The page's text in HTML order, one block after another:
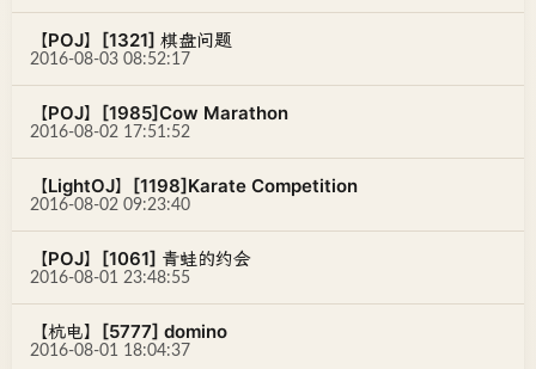
【POJ】[1321] 棋盘问题
2016-08-03 08:52:17
【POJ】[1985]Cow Marathon
2016-08-02 17:51:52
【LightOJ】[1198]Karate Competition
2016-08-02 09:23:40
【POJ】[1061] 青蛙的约会
2016-08-01 23:48:55
【杭电】[5777] domino
2016-08-01 18:04:37